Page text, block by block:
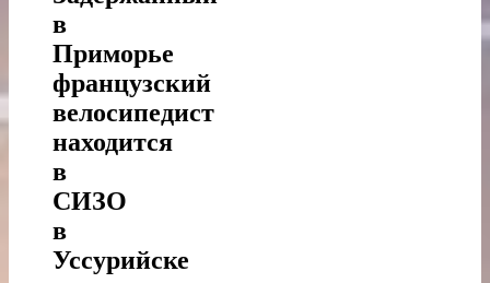
в
Приморье
французский
велосипедист
находится
в
СИЗО
в
Уссурийске